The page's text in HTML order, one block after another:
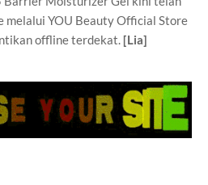
melalui YOU Beauty Official Store
offline terdekat. [Lia]